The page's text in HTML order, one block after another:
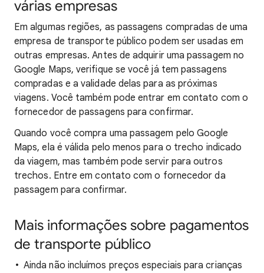
várias empresas
Em algumas regiões, as passagens compradas de uma
empresa de transporte público podem ser usadas em
outras empresas. Antes de adquirir uma passagem no
Google Maps, verifique se você já tem passagens
compradas e a validade delas para as próximas
viagens. Você também pode entrar em contato com o
fornecedor de passagens para confirmar.
Quando você compra uma passagem pelo Google
Maps, ela é válida pelo menos para o trecho indicado
da viagem, mas também pode servir para outros
trechos. Entre em contato com o fornecedor da
passagem para confirmar.
Mais informações sobre pagamentos
de transporte público
Ainda não incluímos preços especiais para crianças